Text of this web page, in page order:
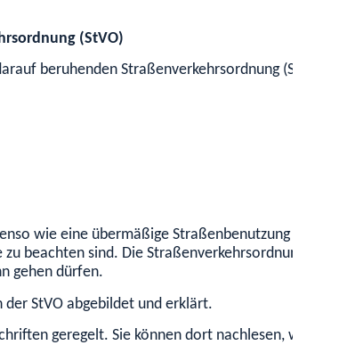
(StVO)
beruhenden Straßenverkehrsordnung (StVO)
wie eine übermäßige Straßenbenutzung in der
beachten sind. Die Straßenverkehrsordnung
gehen dürfen.
der StVO abgebildet und erklärt.
geregelt. Sie können dort nachlesen, welche